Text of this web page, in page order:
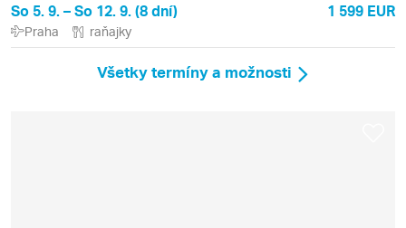
So 5. 9. – So 12. 9. (8 dní) 1 599 EUR
Praha raňajky
Všetky termíny a možnosti